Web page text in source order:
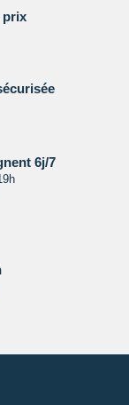
sanitaires étant
de consulter
étrangères en
prix
6j/7